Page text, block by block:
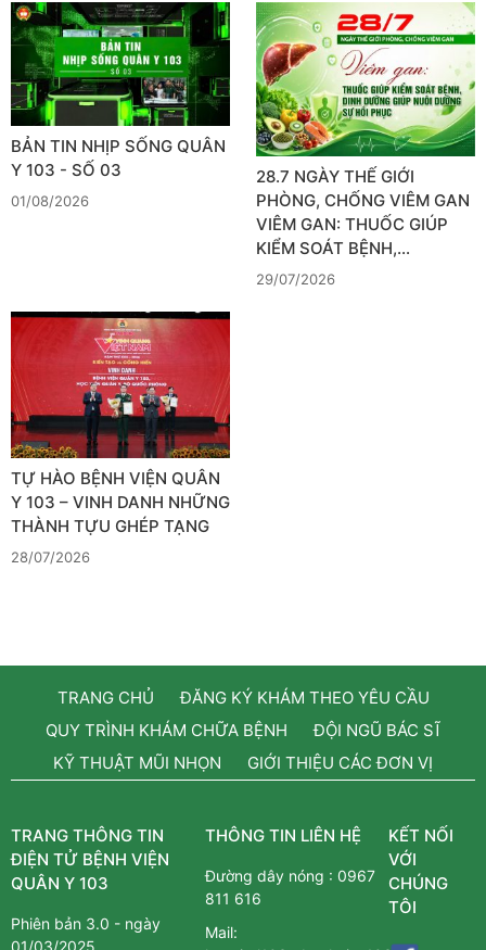
BẢN TIN NHỊP SỐNG QUÂN
Y 103 - SỐ 03
01/08/2026
28.7 NGÀY THẾ GIỚI
PHÒNG, CHỐNG VIÊM GAN
VIÊM GAN: THUỐC GIÚP
KIỂM SOÁT BỆNH,…
29/07/2026
TỰ HÀO BỆNH VIỆN QUÂN
Y 103 – VINH DANH NHỮNG
THÀNH TỰU GHÉP TẠNG
28/07/2026
TRANG CHỦ
ĐĂNG KÝ KHÁM THEO YÊU CẦU
QUY TRÌNH KHÁM CHỮA BỆNH
ĐỘI NGŨ BÁC SĨ
KỸ THUẬT MŨI NHỌN
GIỚI THIỆU CÁC ĐƠN VỊ
TRANG THÔNG TIN
ĐIỆN TỬ BỆNH VIỆN
QUÂN Y 103
Phiên bản 3.0 - ngày
THÔNG TIN LIÊN HỆ
Đường dây nóng :0967
811 616
Mail:
KẾT NỐI
VỚI
CHÚNG
TÔI